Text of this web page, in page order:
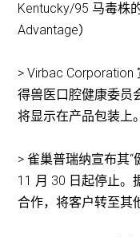
Kentucky/95 马毒株
Advantage）
> Virbac Corporation
得兽医口腔健康委员
将显示在产品包装上
> 雀巢普瑞纳宣布其
11 月 30 日起停止。
合作，将客户转至其